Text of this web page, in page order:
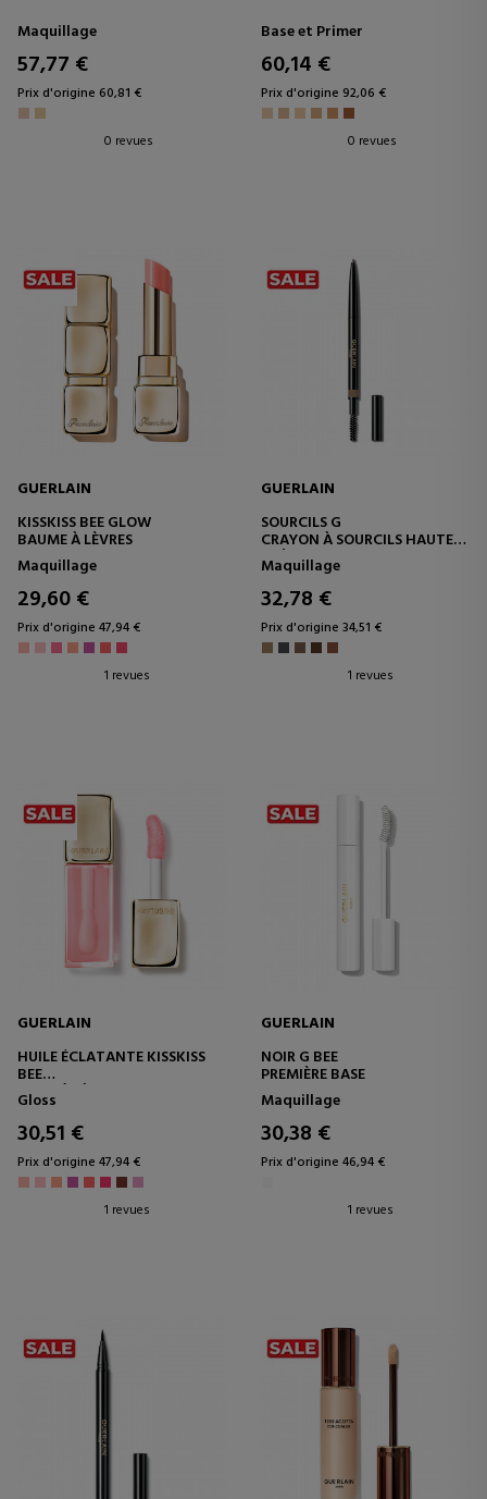
Maquillage
57,77 €
Prix d'origine 60,81 €
0 revues
Base et Primer
60,14 €
Prix d'origine 92,06 €
0 revues
GUERLAIN
KISSKISS BEE GLOW
BAUME À LÈVRES
Maquillage
29,60 €
Prix d'origine 47,94 €
1 revues
GUERLAIN
SOURCILS G
CRAYON À SOURCILS HAUTE
PRÉCISION ET LONGUE TENUE
Maquillage
32,78 €
Prix d'origine 34,51 €
1 revues
GUERLAIN
HUILE ÉCLATANTE KISSKISS
BEE
HUILE À LÈVRES
Gloss
30,51 €
Prix d'origine 47,94 €
1 revues
GUERLAIN
NOIR G BEE
PREMIÈRE BASE
Maquillage
30,38 €
Prix d'origine 46,94 €
1 revues